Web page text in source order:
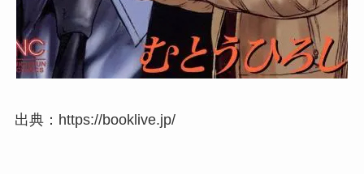
出典：https://booklive.jp/